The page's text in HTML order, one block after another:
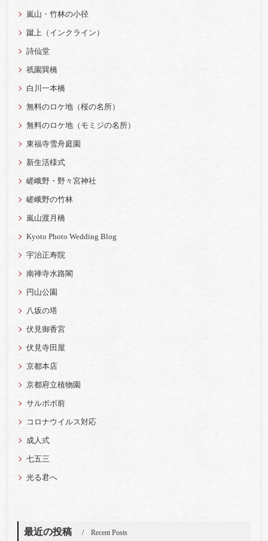
嵐山・竹林の小径
蹴上（インクライン）
詩仙堂
祇園巽橋
白川一本橋
無料のロケ地（桜の名所）
無料のロケ地（モミジの名所）
東福寺雪舟庭園
新生活様式
嵯峨野・野々宮神社
嵯峨野の竹林
嵐山渡月橋
Kyoto Photo Wedding Blog
宇治正寿院
南禅寺水路閣
円山公園
八坂の塔
伏見御香宮
伏見寺田屋
京都本店
京都府立植物園
サルボボ前
コロナウイルス対応
成人式
七五三
光る君へ
最近の投稿 Recent Posts